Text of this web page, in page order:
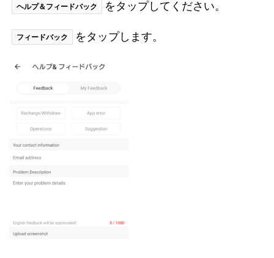
ヘルプ＆フィードバック をタップしてください。
フィードバック をタップします。